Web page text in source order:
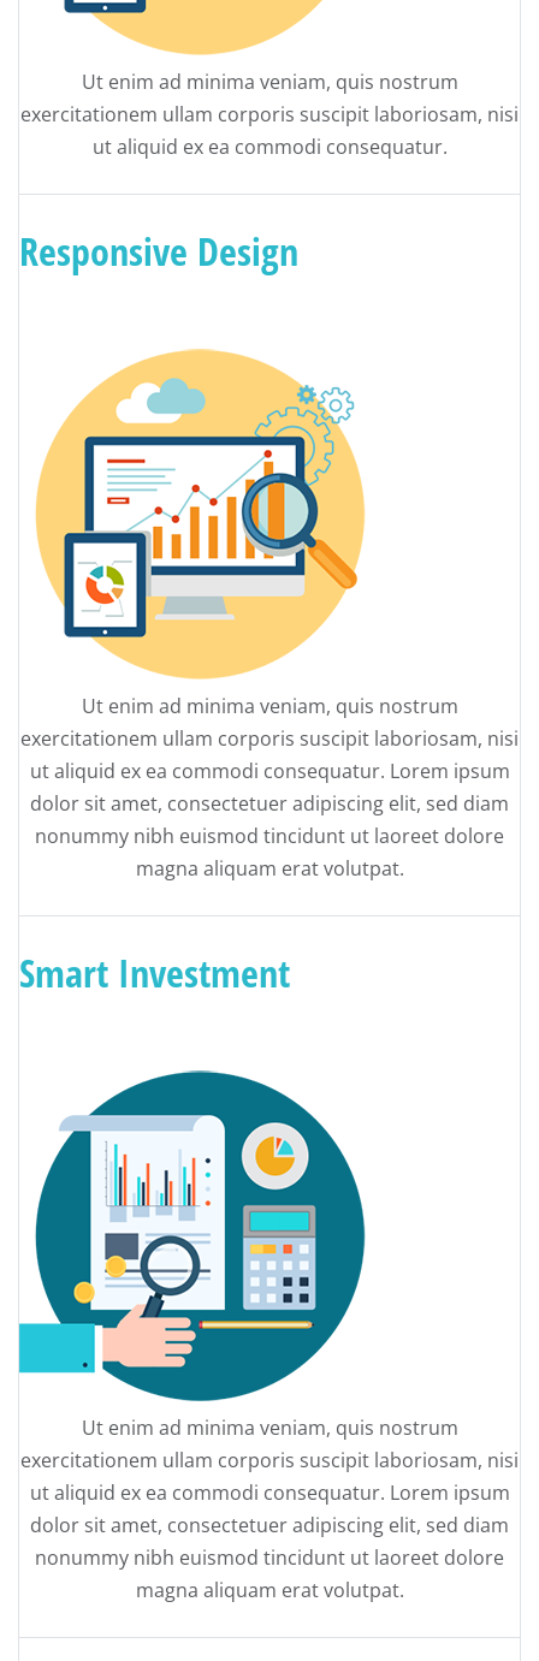
Ut enim ad minima veniam, quis nostrum
exercitationem ullam corporis suscipit laboriosam, nisi
ut aliquid ex ea commodi consequatur.
Responsive Design
Ut enim ad minima veniam, quis nostrum
exercitationem ullam corporis suscipit laboriosam, nisi
ut aliquid ex ea commodi consequatur. Lorem ipsum
dolor sit amet, consectetuer adipiscing elit, sed diam
nonummy nibh euismod tincidunt ut laoreet dolore
magna aliquam erat volutpat.
Smart Investment
Ut enim ad minima veniam, quis nostrum
exercitationem ullam corporis suscipit laboriosam, nisi
ut aliquid ex ea commodi consequatur. Lorem ipsum
dolor sit amet, consectetuer adipiscing elit, sed diam
nonummy nibh euismod tincidunt ut laoreet dolore
magna aliquam erat volutpat.